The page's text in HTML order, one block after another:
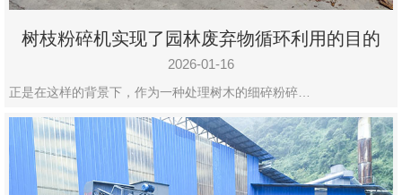
树枝粉碎机实现了园林废弃物循环利用的目的
2026-01-16
正是在这样的背景下，作为一种处理树木的细碎粉碎…